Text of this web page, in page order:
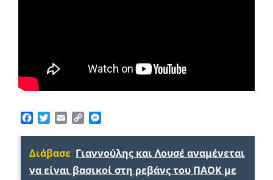
Facebook
TwitterEmailCopy
Διάβασε Γιαννούλης και Λουσέ αναμένεται
να είναι βασικοί στη ρεβάνς του ΠΑΟΚ με